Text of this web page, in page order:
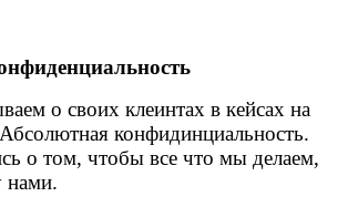
о своих клеинтах в кейсах на
конфидинциальность.
о том, чтобы все что мы делаем,
нами.